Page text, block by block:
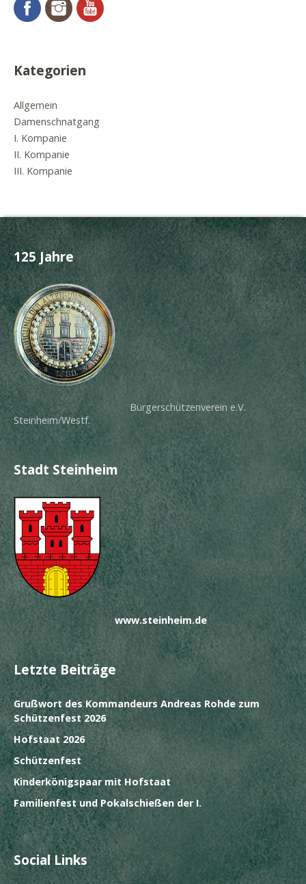
Kategorien
Allgemein
Damenschnatgang
I. Kompanie
II. Kompanie
III. Kompanie
125 Jahre
Bürgerschützenverein e.V.
Steinheim/Westf.
Stadt Steinheim
www.steinheim.de
Letzte Beiträge
Grußwort des Kommandeurs Andreas Rohde zum
Schützenfest 2026
Hofstaat 2026
Schützenfest
Kinderkönigspaar mit Hofstaat
Familienfest und Pokalschießen der I.
Social Links